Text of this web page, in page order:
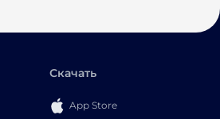
Скачать
App Store